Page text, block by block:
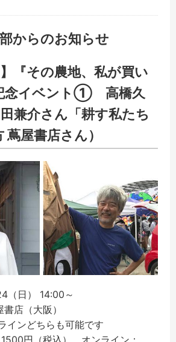
からのお知らせ
『その農地、私が買い
念イベント① 高橋久
兼介さん「耕す私たち
屋書店さん）
日） 14:00～
店（大阪）
インどちらも可能です